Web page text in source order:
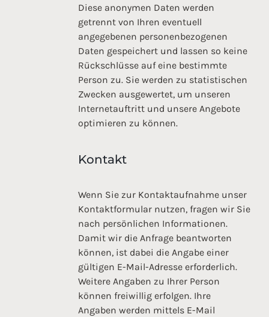
Diese anonymen Daten werden
getrennt von Ihren eventuell
angegebenen personenbezogenen
Daten gespeichert und lassen so keine
Rückschlüsse auf eine bestimmte
Person zu. Sie werden zu statistischen
Zwecken ausgewertet, um unseren
Internetauftritt und unsere Angebote
optimieren zu können.
Kontakt
Wenn Sie zur Kontaktaufnahme unser
Kontaktformular nutzen, fragen wir Sie
nach persönlichen Informationen.
Damit wir die Anfrage beantworten
können, ist dabei die Angabe einer
gültigen E-Mail-Adresse erforderlich.
Weitere Angaben zu Ihrer Person
können freiwillig erfolgen. Ihre
Angaben werden mittels E-Mail